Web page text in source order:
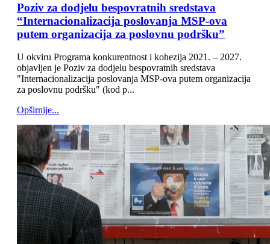
Poziv za dodjelu bespovratnih sredstava
“Internacionalizacija poslovanja MSP-ova
putem organizacija za poslovnu podršku”
U okviru Programa konkurentnost i kohezija 2021. – 2027.
objavljen je Poziv za dodjelu bespovratnih sredstava
"Internacionalizacija poslovanja MSP-ova putem organizacija
za poslovnu podršku" (kod p...
Opširnije...